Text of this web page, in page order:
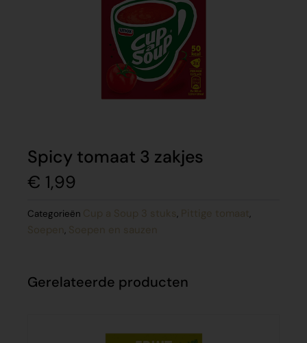
Spicy tomaat 3 zakjes
€ 1,99
Categorieën Cup a Soup 3 stuks , Pittige tomaat,
Soepen , Soepen en sauzen
Gerelateerde producten